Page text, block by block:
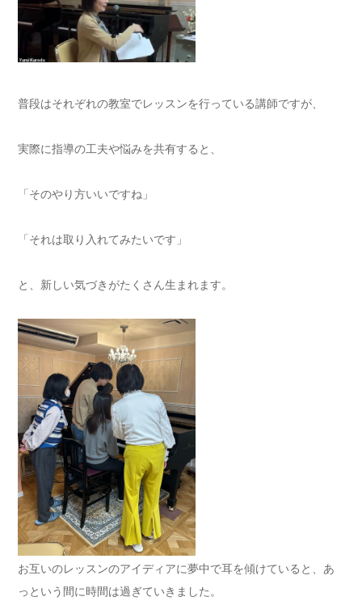
普段はそれぞれの教室でレッスンを行っている講師ですが、
実際に指導の工夫や悩みを共有すると、
「そのやり方いいですね」
「それは取り入れてみたいです」
と、新しい気づきがたくさん生まれます。
お互いのレッスンのアイディアに夢中で耳を傾けていると、あ
っという間に時間は過ぎていきました。